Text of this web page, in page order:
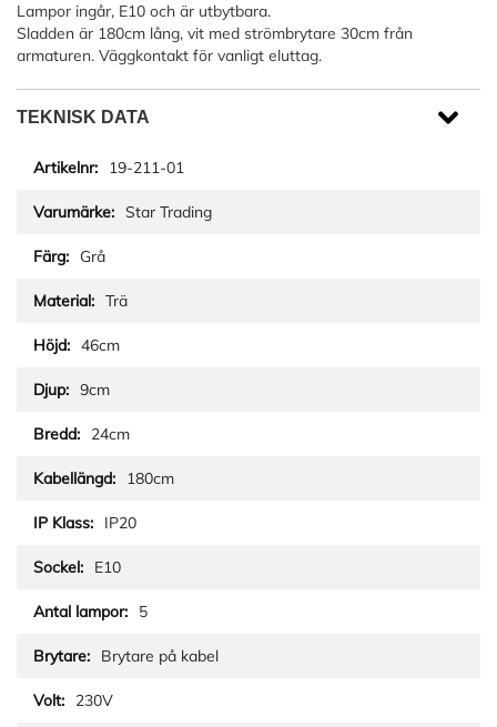
Lampor ingår, E10 och är utbytbara.
Sladden är 180cm lång, vit med strömbrytare 30cm från
armaturen. Väggkontakt för vanligt eluttag.
TEKNISK DATA
19-211-01
Star Trading
Grå
Trä
46cm
9cm
24cm
180cm
IP20
E10
5
Brytare på kabel
230V